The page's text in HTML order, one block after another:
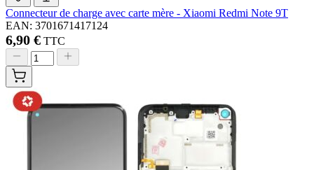
Connecteur de charge avec carte mère - Xiaomi Redmi Note 9T
EAN: 3701671417124
6,90 € TTC